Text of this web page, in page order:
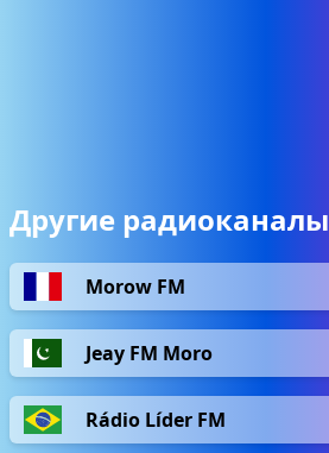
Другие радиоканалы
Morow FM
Jeay FM Moro
Rádio Líder FM